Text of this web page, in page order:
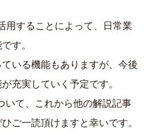
用することによって、日常業
す。
いる機能もありますが、今後
充実していく予定です。
て、これから他の解説記事
ご一読頂けますと幸いです。